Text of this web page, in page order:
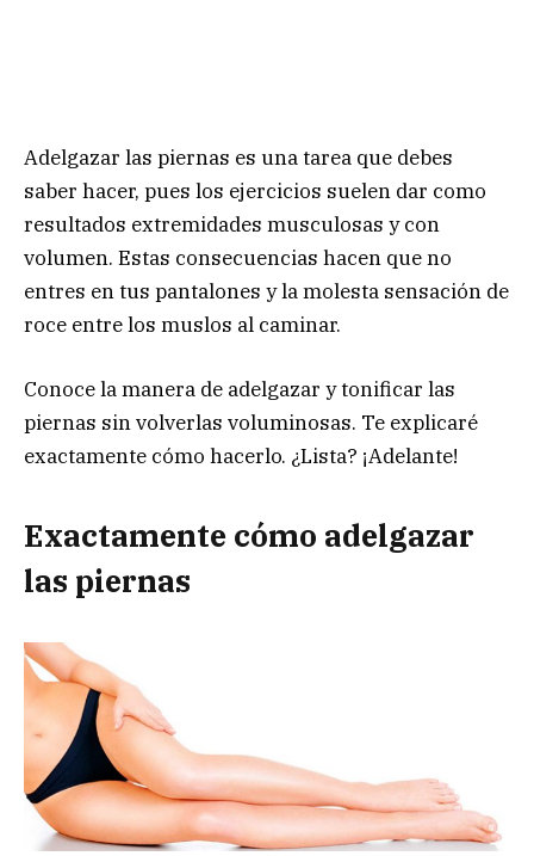
Adelgazar las piernas es una tarea que debes
saber hacer, pues los ejercicios suelen dar como
resultados extremidades musculosas y con
volumen. Estas consecuencias hacen que no
entres en tus pantalones y la molesta sensación de
roce entre los muslos al caminar.
Conoce la manera de adelgazar y tonificar las
piernas sin volverlas voluminosas. Te explicaré
exactamente cómo hacerlo. ¿Lista? ¡Adelante!
Exactamente cómo adelgazar
las piernas